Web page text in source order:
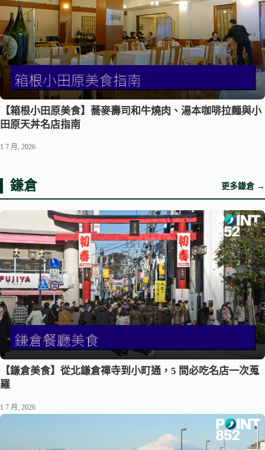
【箱根小田原美食】蕎麥壽司和牛燒肉、湯本咖啡拉麵與小
田原天丼名店指南
1 7 月, 2026
鎌倉 更多鎌倉 →
【鎌倉美食】從北鎌倉禪寺到小町通，5 間必吃名店一次蒐
羅
1 7 月, 2026